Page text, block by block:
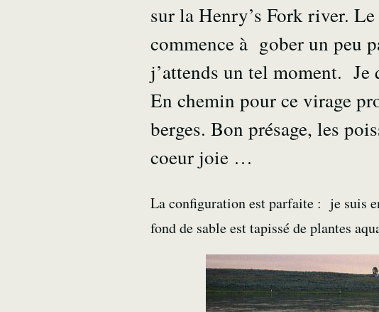
sur la Henry’s Fork river.
commence à gober un peu
j’attends un tel moment. Je
En chemin pour ce virage
berges. Bon présage, les
coeur joie …
La configuration est parfaite : je suis
fond de sable est tapissé de plantes